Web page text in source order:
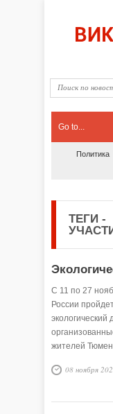
Go to...
Политика
ТЕГИ -
С 11 по 27
России
экологический
жителей
08 ноября